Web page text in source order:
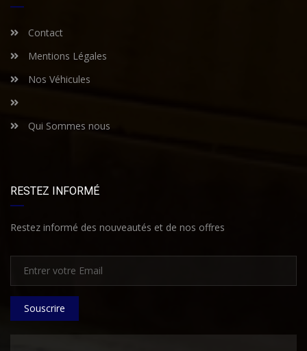
Contact
Mentions Légales
Nos Véhicules
Qui Sommes nous
RESTEZ INFORMÉ
Restez informé des nouveautés et de nos offres
Souscrire